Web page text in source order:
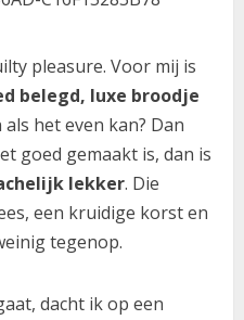
pleasure. Voor mij is
belegd, luxe broodje
als het even kan? Dan
goed gemaakt is, dan is
lekker. Die
een kruidige korst en
tegenop.
dacht ik op een